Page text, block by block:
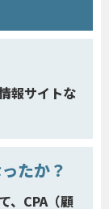
報サイトな
たか？
、CPA（顧